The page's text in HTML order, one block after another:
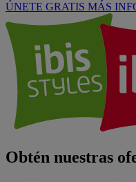
ÚNETE GRATIS MÁS
Obtén nuestras